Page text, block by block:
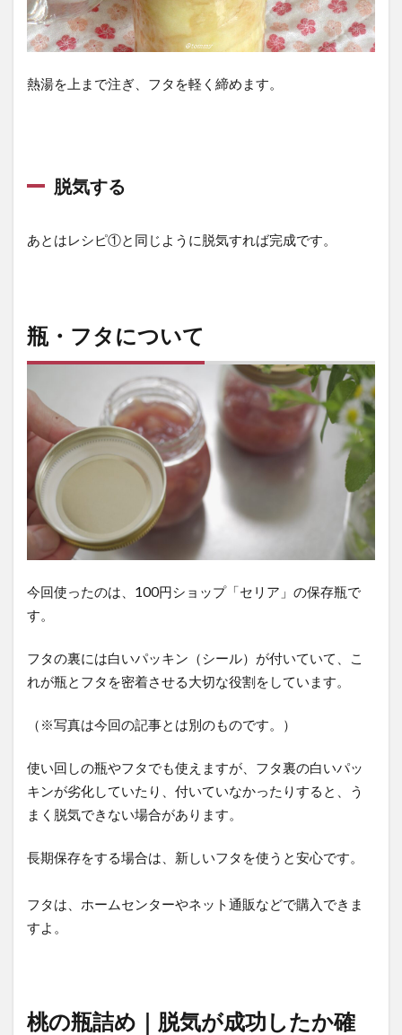
熱湯を上まで注ぎ、フタを軽く締めます。
脱気する
あとはレシピ①と同じように脱気すれば完成です。
瓶・フタについて
今回使ったのは、100円ショップ「セリア」の保存瓶で
す。
フタの裏には白いパッキン（シール）が付いていて、こ
れが瓶とフタを密着させる大切な役割をしています。
（※写真は今回の記事とは別のものです。）
使い回しの瓶やフタでも使えますが、フタ裏の白いパッ
キンが劣化していたり、付いていなかったりすると、う
まく脱気できない場合があります。
長期保存をする場合は、新しいフタを使うと安心です。
フタは、ホームセンターやネット通販などで購入できま
すよ。
桃の瓶詰め｜脱気が成功したか確